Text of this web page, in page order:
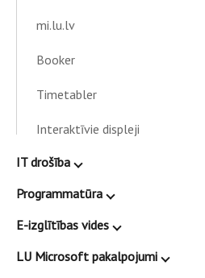
mi.lu.lv
Booker
Timetabler
Interaktīvie displeji
IT drošība
Programmatūra
E-izglītības vides
LU Microsoft pakalpojumi